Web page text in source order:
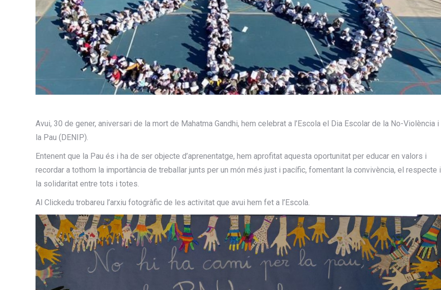
Avui, 30 de gener, aniversari de la mort de Mahatma Gandhi, hem celebrat a l’Escola el Dia Escolar de la No-Violència i
la Pau (DENIP).
Entenent que la Pau és i ha de ser objecte d’aprenentatge, hem aprofitat aquesta oportunitat per educar en valors i
recordar a tothom la importància de treballar junts per un món més just i pacífic, fomentant la convivència, el respecte i
la solidaritat entre tots i totes.
Al Clickedu trobareu l’arxiu fotogràfic de les activitat que avui hem fet a l’Escola.